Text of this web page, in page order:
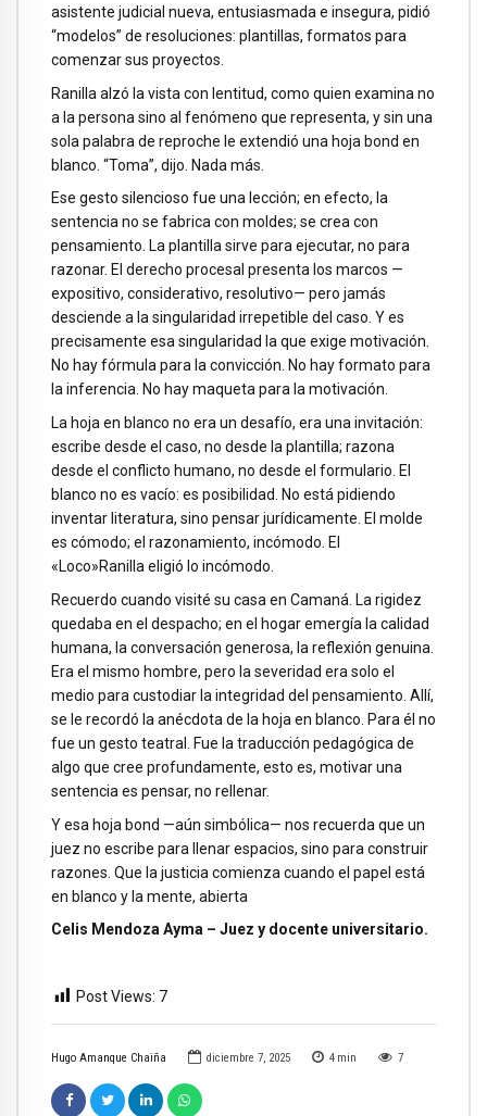
Hugo Amanque Chaiña diciembre 7, 2025 4 min 7
asistente judicial nueva, entusiasmada e insegura, pidió
“modelos” de resoluciones: plantillas, formatos para
comenzar sus proyectos.
Ranilla alzó la vista con lentitud, como quien examina no
a la persona sino al fenómeno que representa, y sin una
sola palabra de reproche le extendió una hoja bond en
blanco. “Toma”, dijo. Nada más.
Ese gesto silencioso fue una lección; en efecto, la
sentencia no se fabrica con moldes; se crea con
pensamiento. La plantilla sirve para ejecutar, no para
razonar. El derecho procesal presenta los marcos —
expositivo, considerativo, resolutivo— pero jamás
desciende a la singularidad irrepetible del caso. Y es
precisamente esa singularidad la que exige motivación.
No hay fórmula para la convicción. No hay formato para
la inferencia. No hay maqueta para la motivación.
La hoja en blanco no era un desafío, era una invitación:
escribe desde el caso, no desde la plantilla; razona
desde el conflicto humano, no desde el formulario. El
blanco no es vacío: es posibilidad. No está pidiendo
inventar literatura, sino pensar jurídicamente. El molde
es cómodo; el razonamiento, incómodo. El
«Loco»Ranilla eligió lo incómodo.
Recuerdo cuando visité su casa en Camaná. La rigidez
quedaba en el despacho; en el hogar emergía la calidad
humana, la conversación generosa, la reflexión genuina.
Era el mismo hombre, pero la severidad era solo el
medio para custodiar la integridad del pensamiento. Allí,
se le recordó la anécdota de la hoja en blanco. Para él no
fue un gesto teatral. Fue la traducción pedagógica de
algo que cree profundamente, esto es, motivar una
sentencia es pensar, no rellenar.
Y esa hoja bond —aún simbólica— nos recuerda que un
juez no escribe para llenar espacios, sino para construir
razones. Que la justicia comienza cuando el papel está
en blanco y la mente, abierta
Celis Mendoza Ayma – Juez y docente universitario.
Post Views: 7